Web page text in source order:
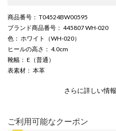
商品番号 ： T04524BW00595
ブランド商品番号 ： 445807 WH-020
色 ： ホワイト（WH-020）
ヒールの高さ ： 4.0cm
靴幅 ： E（普通）
表素材 ： 本革
さらに詳しい情
ご利用可能なクーポン